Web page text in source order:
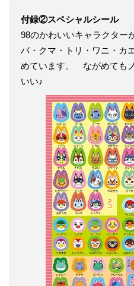
付録②スペシャルシール
98のかわいいキャラクター
バ・クマ・トリ・ワニ・カ
めています。 ながめても
いい♪